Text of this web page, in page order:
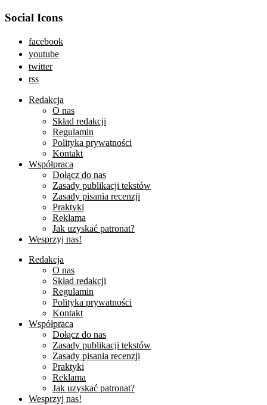
Social Icons
facebook
youtube
twitter
rss
Redakcja
O nas
Skład redakcji
Regulamin
Polityka prywatności
Kontakt
Współpraca
Dołącz do nas
Zasady publikacji tekstów
Zasady pisania recenzji
Praktyki
Reklama
Jak uzyskać patronat?
Wesprzyj nas!
Redakcja
O nas
Skład redakcji
Regulamin
Polityka prywatności
Kontakt
Współpraca
Dołącz do nas
Zasady publikacji tekstów
Zasady pisania recenzji
Praktyki
Reklama
Jak uzyskać patronat?
Wesprzyj nas!